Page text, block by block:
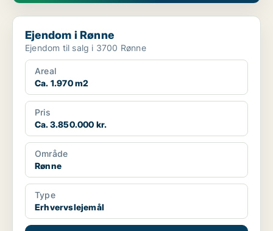
Ejendom i Rønne
Ejendom i Rønne
Ejendom til salg i 3700 Rønne
Areal
Ca. 1.970 m2
Pris
Ca. 3.850.000 kr.
Område
Rønne
Type
Erhvervslejemål